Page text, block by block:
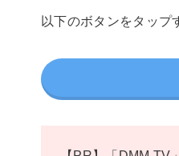
以下のボタンをタップ